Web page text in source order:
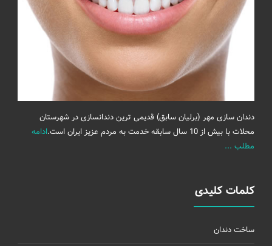
دندان سازی مهر (برلیان سابق) قدیمی ترین دندانسازی در شهرستان
محلات با بیش از 10 سال سابقه خدمت به مردم عزیز ایران است.
ادامه
مطلب ...
کلمات کلیدی
ساخت دندان